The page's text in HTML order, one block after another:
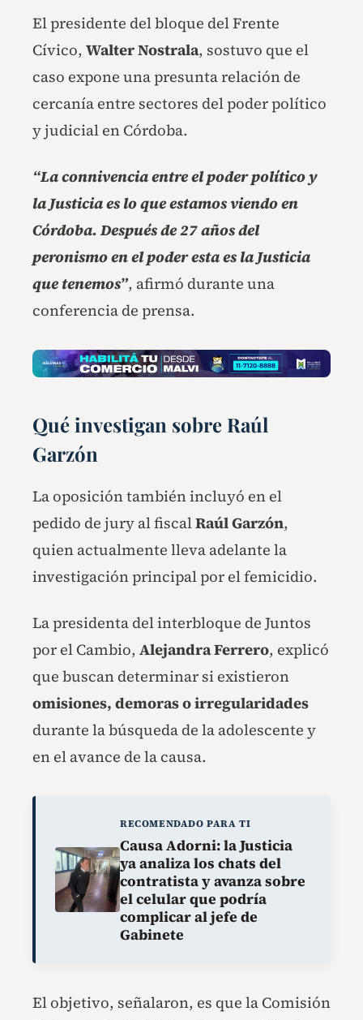
El presidente del bloque del Frente
Cívico, Walter Nostrala, sostuvo que el
caso expone una presunta relación de
cercanía entre sectores del poder político
y judicial en Córdoba.
“La connivencia entre el poder político y
la Justicia es lo que estamos viendo en
Córdoba. Después de 27 años del
peronismo en el poder esta es la Justicia
que tenemos”, afirmó durante una
conferencia de prensa.
Qué investigan sobre Raúl
Garzón
La oposición también incluyó en el
pedido de jury al fiscalRaúl Garzón,
quien actualmente lleva adelante la
investigación principal por el femicidio.
La presidenta del interbloque de Juntos
por el Cambio, Alejandra Ferrero, explicó
que buscan determinar si existieron
omisiones, demoras o irregularidades
durante la búsqueda de la adolescente y
en el avance de la causa.
RECOMENDADO PARA TI
Causa Adorni: la Justicia
ya analiza los chats del
contratista y avanza sobre
el celular que podría
complicar al jefe de
Gabinete
El objetivo, señalaron, es que la Comisión